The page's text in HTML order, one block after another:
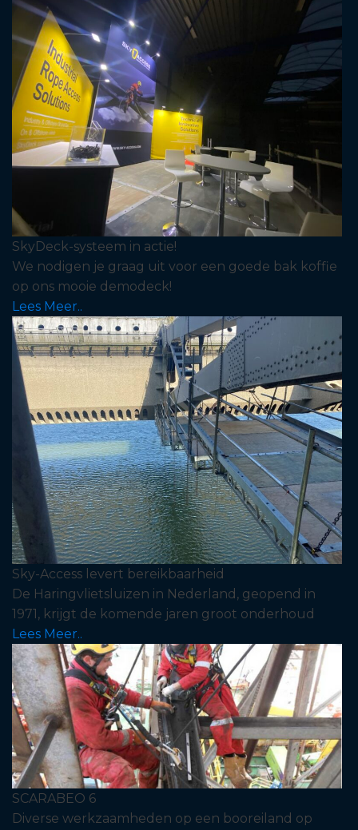
SkyDeck-systeem in actie!
We nodigen je graag uit voor een goede bak koffie
op ons mooie demodeck!
Lees Meer..
Sky-Access levert bereikbaarheid
De Haringvlietsluizen in Nederland, geopend in
1971, krijgt de komende jaren groot onderhoud
Lees Meer..
SCARABEO 6
Diverse werkzaamheden op een booreiland op